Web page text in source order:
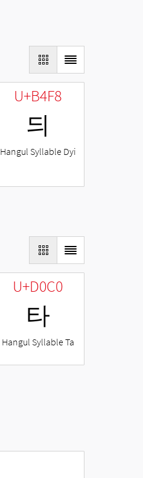
U+B4F8
듸
Hangul Syllable Dyi
U+D0C0
타
Hangul Syllable Ta